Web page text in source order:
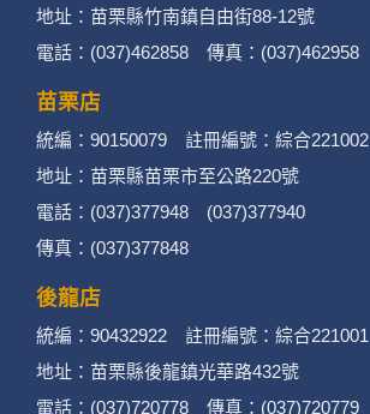
地址：苗栗縣竹南鎮自由街88-12號
電話：(037)462858 傳真：(037)462958
苗栗店
統編：90150079 註冊編號：綜合221002
地址：苗栗縣苗栗市至公路220號
電話：(037)377948 (037)377940
傳真：(037)377848
後龍店
統編：90432922 註冊編號：綜合221001
地址：苗栗縣後龍鎮光華路432號
電話：(037)720778 傳真：(037)720779